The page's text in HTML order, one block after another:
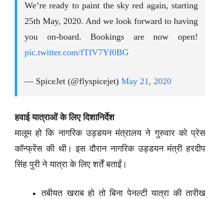
We’re ready to paint the sky red again, starting
25th May, 2020. And we look forward to having
you on-board. Bookings are now open!
pic.twitter.com/fTfV7Yf0BG
— SpiceJet (@flyspicejet) May 21, 2020
हवाई यात्राओं के लिए दिशानिर्देश
मालूम हो कि नागरिक उड्डयन मंत्रालय ने गुरुवार को प्रेस
कॉन्फ्रेंस की थी। इस दौरान नागरिक उड्डयन मंत्री हरदीप
सिंह पुरी ने यात्रा के लिए शर्तें बताईं।
तबीयत खराब हो तो बिना पेनल्टी यात्रा की तारीख